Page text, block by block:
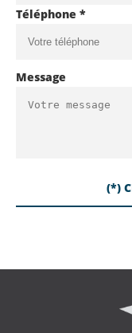
Téléphone *
Message
(*)